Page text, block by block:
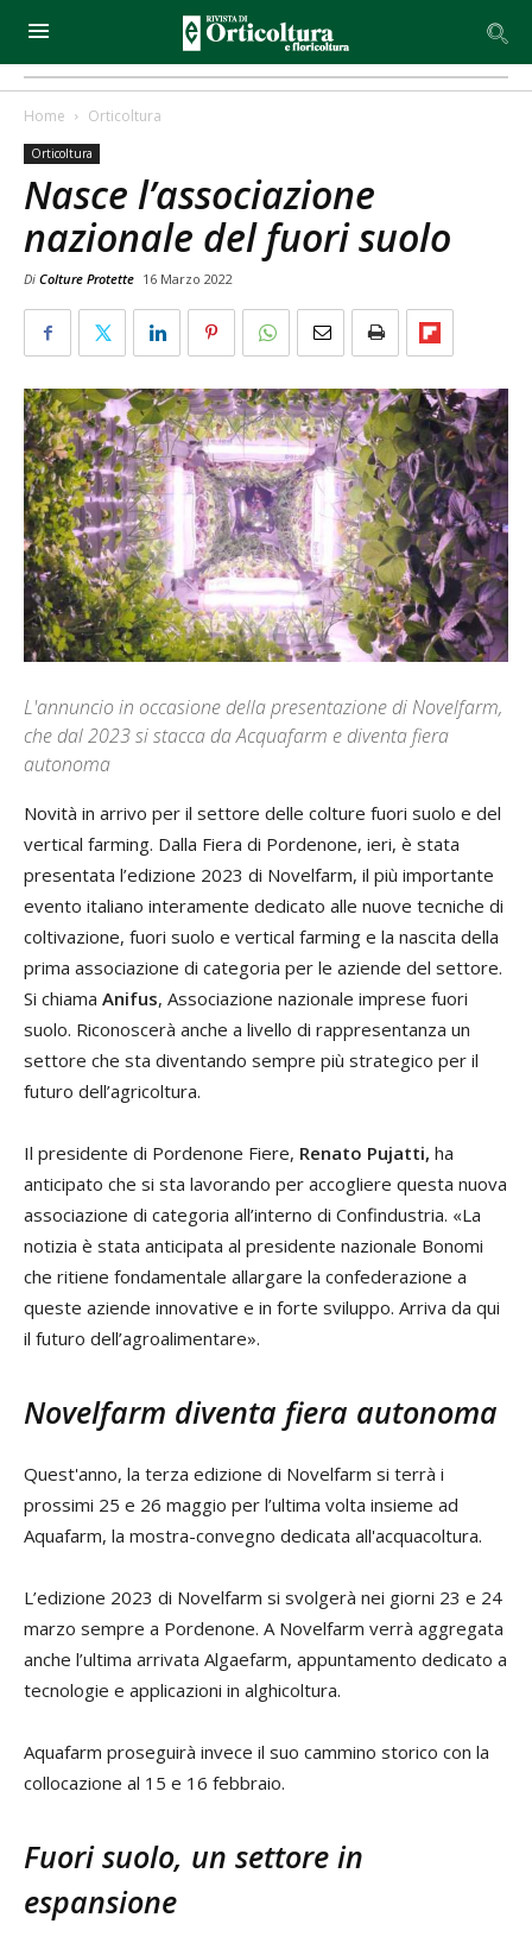
Home Orticoltura
Orticoltura
Nasce l’associazione
nazionale del fuori suolo
Di Colture Protette 16 Marzo 2022
L'annuncio in occasione della presentazione di Novelfarm,
che dal 2023 si stacca da Acquafarm e diventa fiera
autonoma
Novità in arrivo per il settore delle colture fuori suolo e del
vertical farming. Dalla Fiera di Pordenone, ieri, è stata
presentata l’edizione 2023 di Novelfarm, il più importante
evento italiano interamente dedicato alle nuove tecniche di
coltivazione, fuori suolo e vertical farming e la nascita della
prima associazione di categoria per le aziende del settore.
Si chiama Anifus, Associazione nazionale imprese fuori
suolo. Riconoscerà anche a livello di rappresentanza un
settore che sta diventando sempre più strategico per il
futuro dell’agricoltura.
Il presidente di Pordenone Fiere, Renato Pujatti, ha
anticipato che si sta lavorando per accogliere questa nuova
associazione di categoria all’interno di Confindustria. «La
notizia è stata anticipata al presidente nazionale Bonomi
che ritiene fondamentale allargare la confederazione a
queste aziende innovative e in forte sviluppo. Arriva da qui
il futuro dell’agroalimentare».
Novelfarm diventa fiera autonoma
Quest'anno, la terza edizione di Novelfarm si terrà i
prossimi 25 e 26 maggio per l’ultima volta insieme ad
Aquafarm, la mostra-convegno dedicata all'acquacoltura.
L’edizione 2023 di Novelfarm si svolgerà nei giorni 23 e 24
marzo sempre a Pordenone. A Novelfarm verrà aggregata
anche l’ultima arrivata Algaefarm, appuntamento dedicato a
tecnologie e applicazioni in alghicoltura.
Aquafarm proseguirà invece il suo cammino storico con la
collocazione al 15 e 16 febbraio.
Fuori suolo, un settore in
espansione